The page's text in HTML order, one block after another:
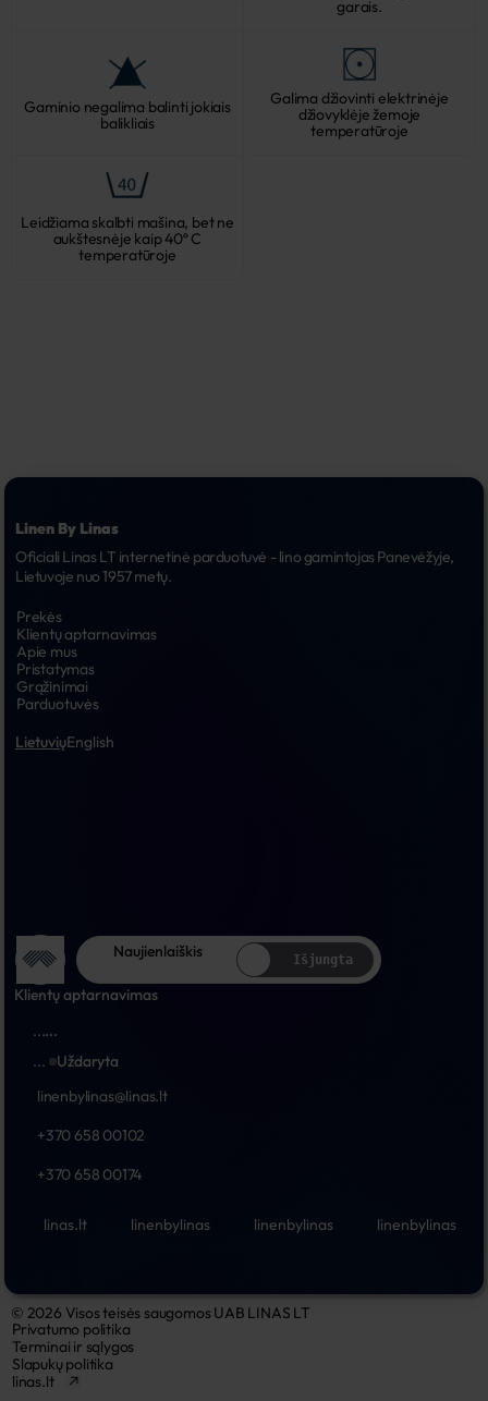
garais.
Gaminio negalima balinti jokiais
balikliais
Galima džiovinti elektrinėje
džiovyklėje žemoje
temperatūroje
Leidžiama skalbti mašina, bet ne
aukštesnėje kaip 40º C
temperatūroje
Linen By Linas
Oficiali Linas LT internetinė parduotuvė - lino gamintojas Panevėžyje,
Lietuvoje nuo 1957 metų.
Prekės
Klientų aptarnavimas
Apie mus
Pristatymas
Grąžinimai
Parduotuvės
LietuviųEnglish
Naujienlaiškis Išjungta
Klientų aptarnavimas
......
...
Uždaryta
linenbylinas@linas.lt
+370 658 00102
+370 658 00174
linas.lt linenbylinas linenbylinas linenbylinas
© 2026 Visos teisės saugomos UAB LINAS LT
Privatumo politika
Terminai ir sąlygos
Slapukų politika
linas.lt